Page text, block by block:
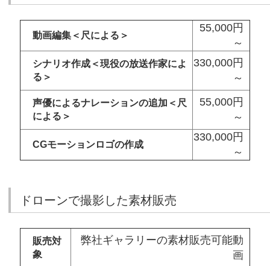
動画編集＜尺による＞
55,000円
～
シナリオ作成＜現役の放送作家によ
る＞
330,000円
～
声優によるナレーションの追加＜尺
による＞
55,000円
～
CGモーションロゴの作成
330,000円
～
ドローンで撮影した素材販売
販売対
象
弊社ギャラリーの素材販売可能動
画